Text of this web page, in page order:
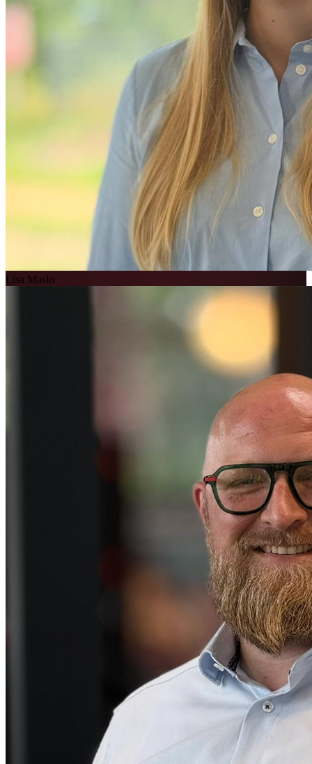
Lisa Masio